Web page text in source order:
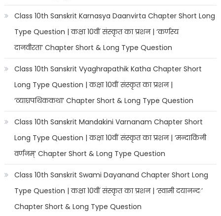
Class 10th Sanskrit Karnasya Daanvirta Chapter Short Long
Type Question | कक्षा 10वीं संस्कृत का प्रशन | ‘कर्णस्य
दानवीरता’ Chapter Short & Long Type Question
Class 10th Sanskrit Vyaghrapathik Katha Chapter Short
Long Type Question | कक्षा 10वीं संस्कृत का प्रशन |
‘व्याघ्रपथिककथा’ Chapter Short & Long Type Question
Class 10th Sanskrit Mandakini Varnanam Chapter Short
Long Type Question | कक्षा 10वीं संस्कृत का प्रशन | ‘मन्दाकिनी
वर्णनम्’ Chapter Short & Long Type Question
Class 10th Sanskrit Swami Dayanand Chapter Short Long
Type Question | कक्षा 10वीं संस्कृत का प्रशन | ‘स्वामी दयानन्दः’
Chapter Short & Long Type Question